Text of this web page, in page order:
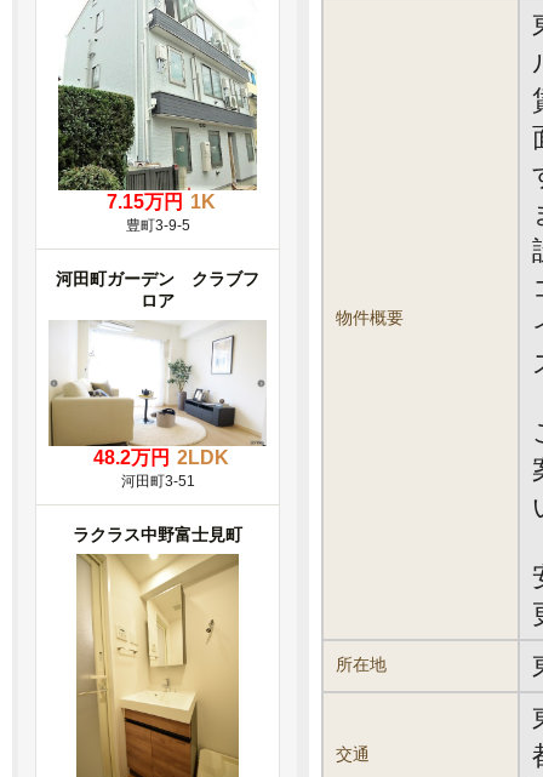
物件概要
所在地
交通
7.15万円 1K
豊町3-9-5
河田町ガーデン クラブフ
ロア
48.2万円 2LDK
河田町3-51
ラクラス中野富士見町